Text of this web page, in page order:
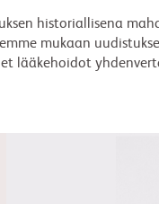
historiallisena
mukaan
lääkehoidot